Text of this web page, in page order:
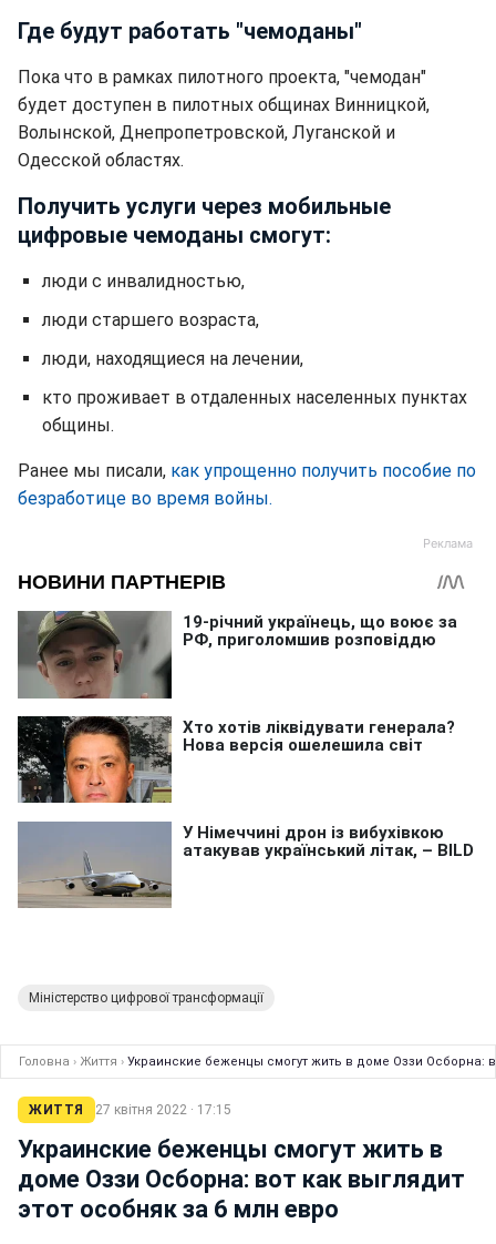
Где будут работать "чемоданы"
Пока что в рамках пилотного проекта, "чемодан"
будет доступен в пилотных общинах Винницкой,
Волынской, Днепропетровской, Луганской и
Одесской областях.
Получить услуги через мобильные
цифровые чемоданы смогут:
люди с инвалидностью,
люди старшего возраста,
люди, находящиеся на лечении,
кто проживает в отдаленных населенных пунктах
общины.
Ранее мы писали, как упрощенно получить пособие по
безработице во время войны.
Міністерство цифрової трансформації
Головна › Життя › Украинские беженцы смогут жить в доме Оззи Осборна:
ЖИТТЯ 27 квітня 2022 · 17:15
Украинские беженцы смогут жить в
доме Оззи Осборна: вот как выглядит
этот особняк за 6 млн евро